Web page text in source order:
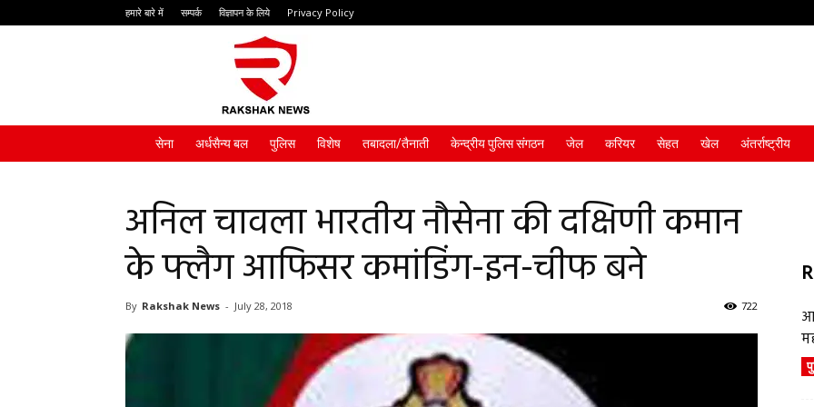
हमारे बारे में सम्पर्क विज्ञापन के लिये Privacy Policy
सेना अर्धसैन्य बल पुलिस विशेष तबादला/तैनाती केन्द्रीय पुलिस संगठन जेल करियर सेहत खेल अंतर्राष्ट्रीय
अनिल चावला भारतीय नौसेना की दक्षिणी कमान
के फ्लैग आफिसर कमांडिंग-इन-चीफ बने
By Rakshak News - July 28, 2018 722